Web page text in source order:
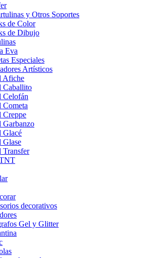
y Otros Soportes
de Color
de Dibujo
Eva
Especiales
Artísticos
Afiche
Caballito
Celofán
Cometa
Creppe
Garbanzo
Glacé
Glase
Transfer
decorativos
Gel y Glitter